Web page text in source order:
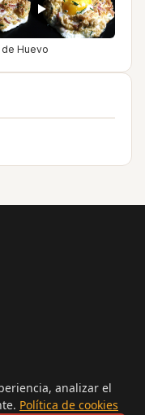
Huevo
Recetas.com es una
analizar el
Política de cookies